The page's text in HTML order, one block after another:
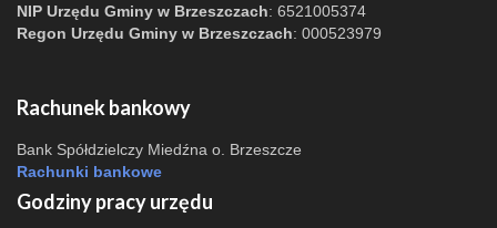
NIP Urzędu Gminy w Brzeszczach: 6521005374
Regon Urzędu Gminy w Brzeszczach: 000523979
Rachunek bankowy
Bank Spółdzielczy Miedźna o. Brzeszcze
Rachunki bankowe
Godziny pracy urzędu